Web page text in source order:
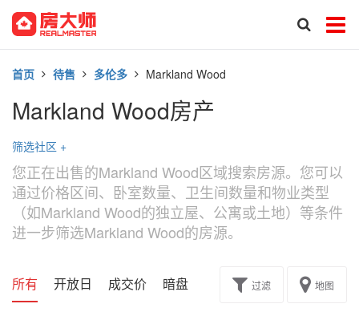
首页 待售 多伦多 Markland Wood
Markland Wood房产
筛选社区 +
您正在出售的Markland Wood区域搜索房源。您可以
通过价格区间、卧室数量、卫生间数量和物业类型
（如Markland Wood的独立屋、公寓或土地）等条件
进一步筛选Markland Wood的房源。
所有 开放日 成交价 暗盘 楼花转让过滤 地图